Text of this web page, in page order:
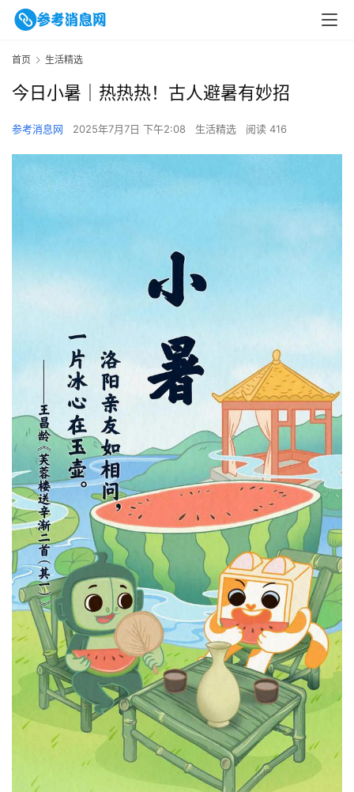
首页 生活精选
今日小暑｜热热热！古人避暑有妙招
参考消息网 2025年7月7日 下午2:08 生活精选 阅读 416